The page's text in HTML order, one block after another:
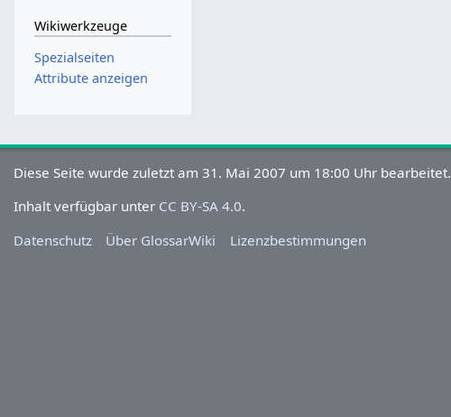
Wikiwerkzeuge
Spezialseiten
Attribute anzeigen
Diese Seite wurde zuletzt am 31. Mai 2007 um 18:00 Uhr bearbeitet.
Inhalt verfügbar unter CC BY-SA 4.0.
Datenschutz
Über GlossarWiki Lizenzbestimmungen